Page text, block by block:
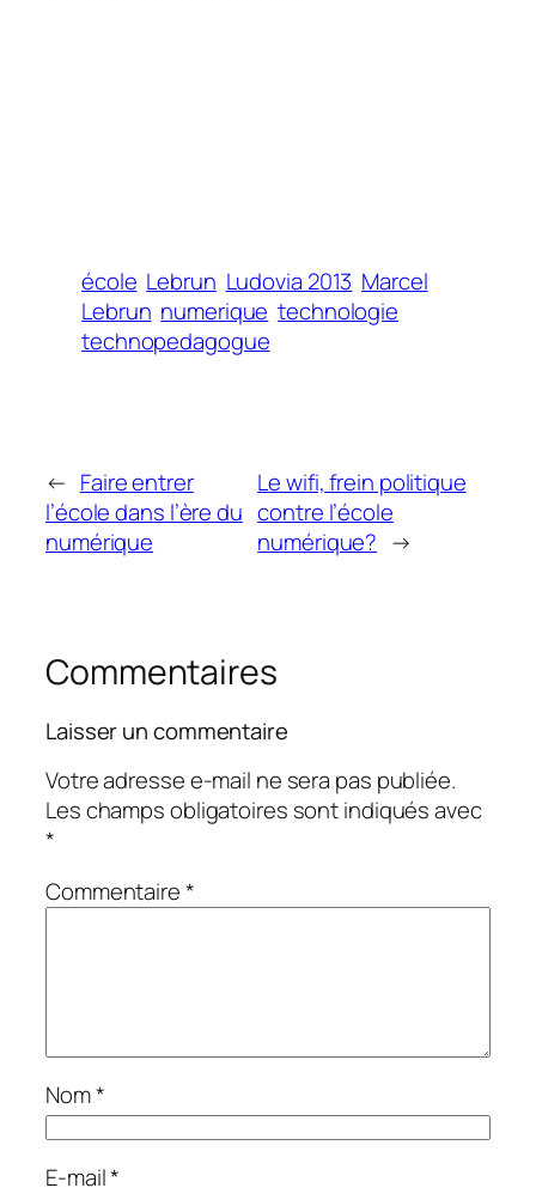
école Lebrun Ludovia 2013 Marcel
Lebrun numerique technologie
technopedagogue
← Faire entrer
l’école dans l’ère du
numérique
Le wifi, frein politique
contre l’école
numérique? →
Commentaires
Laisser un commentaire
Votre adresse e-mail ne sera pas publiée.
Les champs obligatoires sont indiqués avec
*
Commentaire*
Nom*
E-mail*